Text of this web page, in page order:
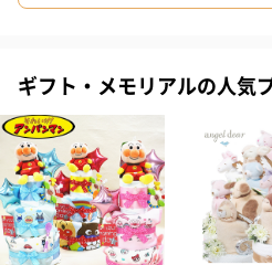
ギフト・メモリアルの人気